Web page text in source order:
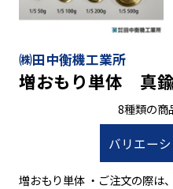
㈱田中衡機工業所
増おもり単体 真
8種類の商
バリエー
増おもり単体 ・ご注文の際は